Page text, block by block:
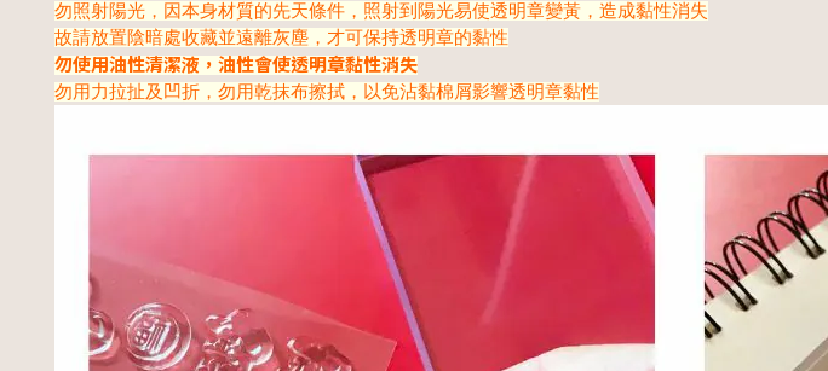
勿照射陽光，因本身材質的先天條件，照射到陽光易使透明章變黃，造成黏性消失
故請放置陰暗處收藏並遠離灰塵，才可保持透明章的黏性
勿使用油性清潔液，油性會使透明章黏性消失
勿用力拉扯及凹折，勿用乾抹布擦拭，以免沾黏棉屑影響透明章黏性